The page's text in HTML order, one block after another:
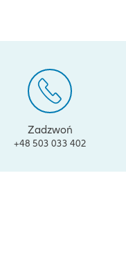
Zadzwoń
+48 503 033 402